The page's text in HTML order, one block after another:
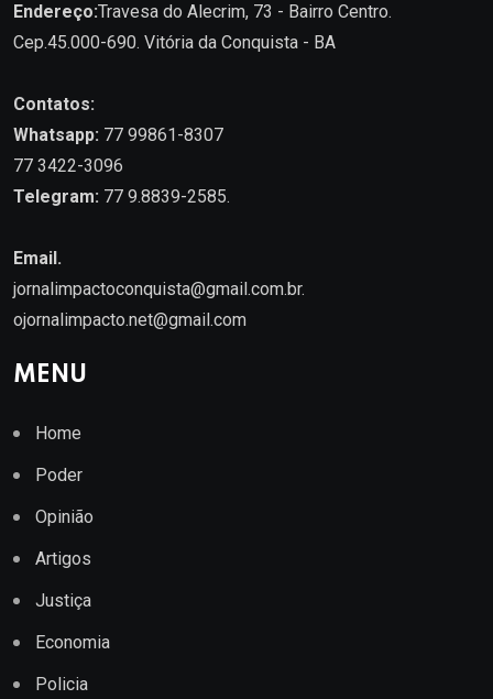
Endereço:Travesa do Alecrim, 73 - Bairro Centro.
Cep.45.000-690. Vitória da Conquista - BA
Contatos:
Whatsapp: 77 99861-8307
77 3422-3096
Telegram: 77 9.8839-2585.
Email.
jornalimpactoconquista@gmail.com.br.
ojornalimpacto.net@gmail.com
MENU
Home
Poder
Opinião
Artigos
Justiça
Economia
Policia